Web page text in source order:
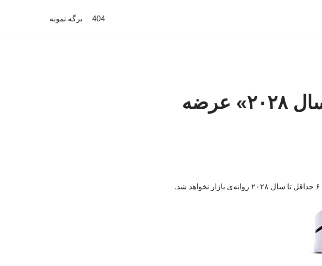
404 برگه نمونه
کنسول PS6 «حداقل تا سال ۲۰۲۸» عرضه